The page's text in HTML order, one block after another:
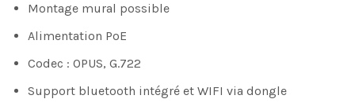
Montage mural possible
Alimentation PoE
Codec : OPUS, G.722
Support bluetooth intégré et WIFI via dongle